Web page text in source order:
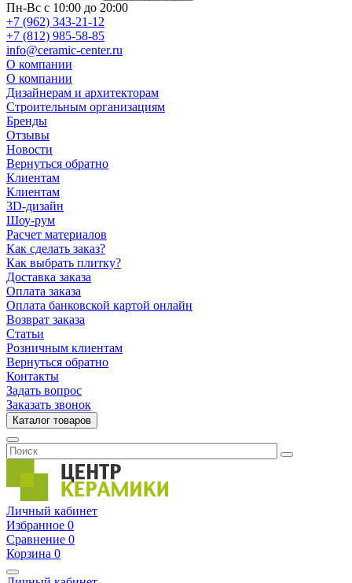
Пн-Вс с 10:00 до 20:00
+7 (962) 343-21-12
+7 (812) 985-58-85
info@ceramic-center.ru
О компании
О компании
Дизайнерам и архитекторам
Строительным организациям
Бренды
Отзывы
Новости
Вернуться обратно
Клиентам
Клиентам
3D-дизайн
Шоу-рум
Расчет материалов
Как сделать заказ?
Как выбрать плитку?
Доставка заказа
Оплата заказа
Оплата банковской картой онлайн
Возврат заказа
Статьи
Розничным клиентам
Вернуться обратно
Контакты
Задать вопрос
Заказать звонок
Каталог товаров
Личный кабинет
Избранное 0
Сравнение 0
Корзина 0